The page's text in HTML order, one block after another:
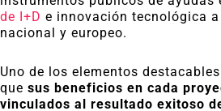
de I+D e innovación tecnológica
nacional y europeo.
Uno de los elementos
que sus beneficios en cada
vinculados al resultado exitoso